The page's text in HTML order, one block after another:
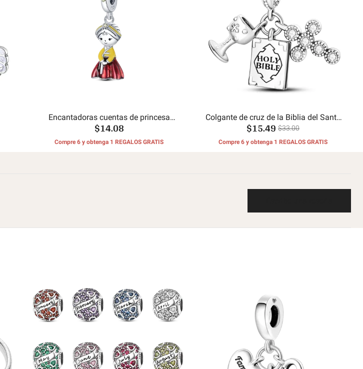
Encantadoras cuentas de princesa
Hanbok
$14.08
Compre 6 y obtenga 1 REGALOS GRATIS
Colgante de cruz de la Biblia del Santo
Grial
$15.49 $33.00
Compre 6 y obtenga 1 REGALOS GRATIS